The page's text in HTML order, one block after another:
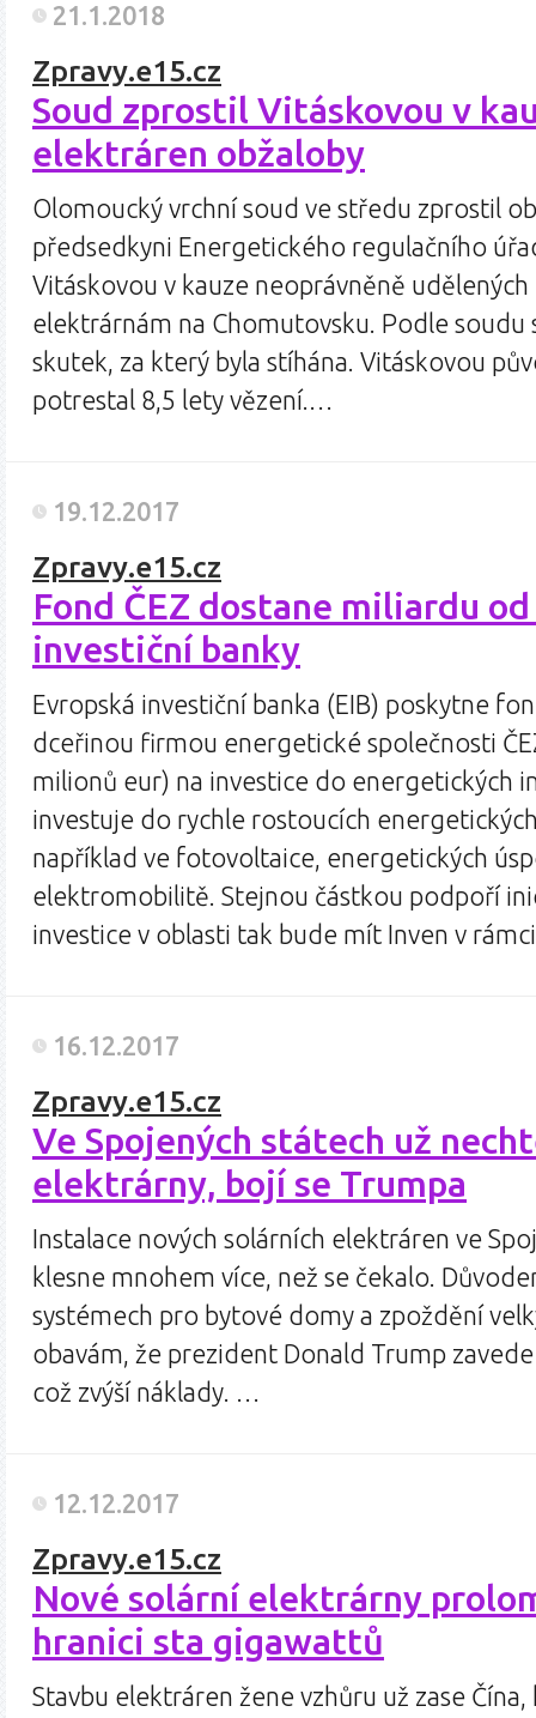
21.1.2018
Zpravy.e15.cz
Soud zprostil Vitáskovou v
elektráren obžaloby
Olomoucký vrchní soud ve středu zprostil
předsedkyni Energetického regulačního
Vitáskovou v kauze neoprávněně
elektrárnám na Chomutovsku. Podle soudu
skutek, za který byla stíhána. Vitáskovou
potrestal 8,5 lety vězení.…
19.12.2017
Zpravy.e15.cz
Fond ČEZ dostane miliardu
investiční banky
Evropská investiční banka (EIB) poskytne
dceřinou firmou energetické společnosti
milionů eur) na investice do energetických
investuje do rychle rostoucích
například ve fotovoltaice, energetických
elektromobilitě. Stejnou částkou podpoří
investice v oblasti tak bude mít Inven v
16.12.2017
Zpravy.e15.cz
Ve Spojených státech už
elektrárny, bojí se Trumpa
Instalace nových solárních elektráren ve
klesne mnohem více, než se čekalo.
systémech pro bytové domy a zpoždění
obavám, že prezident Donald Trump
což zvýší náklady. …
12.12.2017
Zpravy.e15.cz
Nové solární elektrárny
hranici sta gigawattů
Stavbu elektráren žene vzhůru už zase